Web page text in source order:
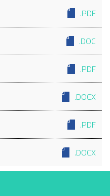
.PDF
.DOC
.PDF
.DOCX
.PDF
.DOCX